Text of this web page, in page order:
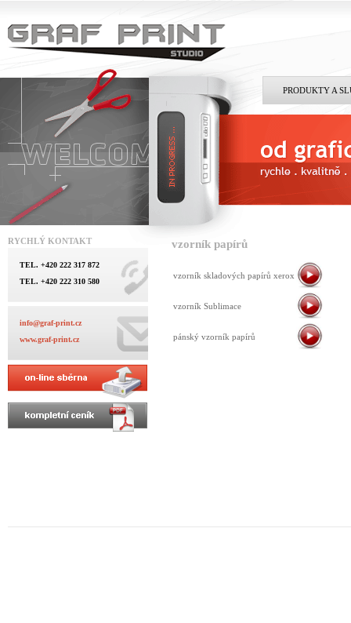
PRODUKTY A
vzorník papírů
vzorník skladových papírů xerox
vzorník Sublimace
pánský vzorník papírů
RYCHLÝ KONTAKT
TEL. +420 222 317 872
TEL. +420 222 310 580
info@graf-print.cz
www.graf-print.cz